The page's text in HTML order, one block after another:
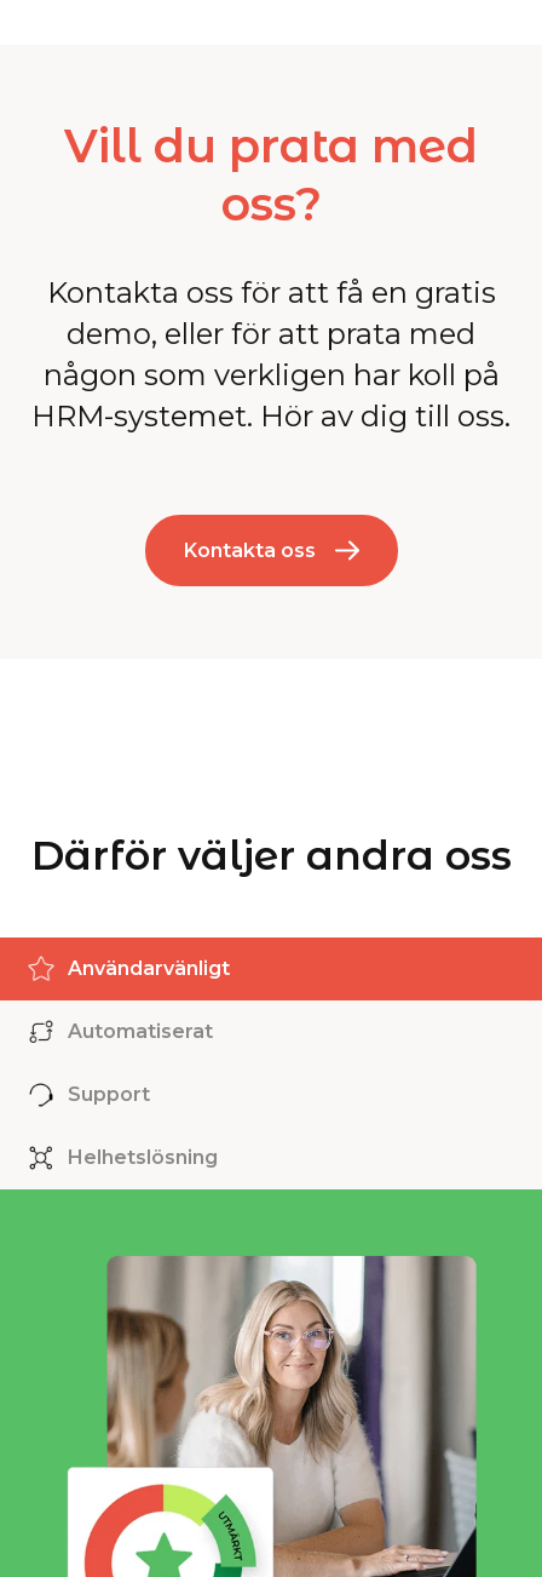
Vill du prata med
oss?
Kontakta oss för att få en gratis
demo, eller för att prata med
någon som verkligen har koll på
HRM-systemet. Hör av dig till oss.
Kontakta oss
Därför väljer andra oss
Användarvänligt
Automatiserat
Support
Helhetslösning